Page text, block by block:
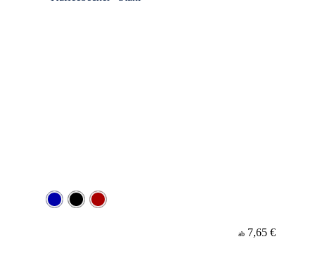
ab 7,65 €